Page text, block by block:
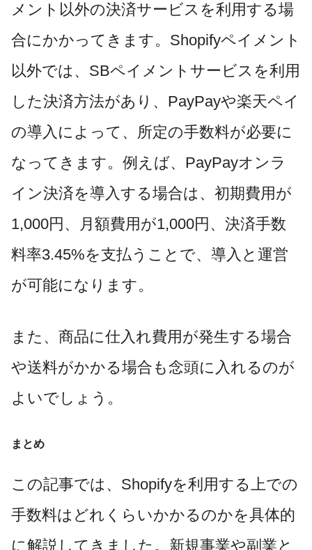
メント以外の決済サービスを利用する場
合にかかってきます。Shopifyペイメント
以外では、SBペイメントサービスを利用
した決済方法があり、PayPayや楽天ペイ
の導入によって、所定の手数料が必要に
なってきます。例えば、PayPayオンラ
イン決済を導入する場合は、初期費用が
1,000円、月額費用が1,000円、決済手数
料率3.45%を支払うことで、導入と運営
が可能になります。
また、商品に仕入れ費用が発生する場合
や送料がかかる場合も念頭に入れるのが
よいでしょう。
まとめ
この記事では、Shopifyを利用する上での
手数料はどれくらいかかるのかを具体的
に解説してきました。新規事業や副業と